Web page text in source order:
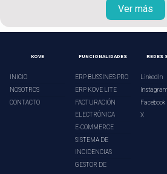
Ver más
KOVE
INICIO
NOSOTROS
CONTACTO
FUNCIONALIDADES
ERP BUSSINES PRO
ERP KOVE LITE
FACTURACIÓN
ELECTRÓNICA
E-COMMERCE
SISTEMA DE
INCIDENCIAS
GESTOR DE
REDES
LinkedIn
Facebook
X